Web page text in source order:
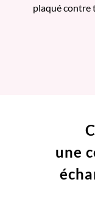
plaqué contre
une